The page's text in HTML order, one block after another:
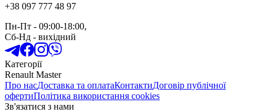
+38 097 777 48 97
Пн-Пт - 09:00-18:00,
Сб-Нд - вихідний
Категорії
Renault Master
Про насДоставка та оплатаКонтактиДоговір публічної
офертиПолітика використання cookies
Зв'язатися з нами